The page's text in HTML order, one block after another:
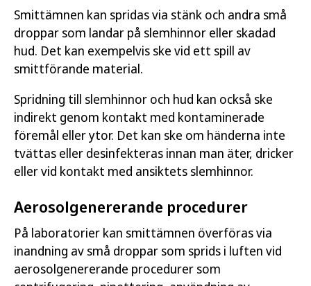
Smittämnen kan spridas via stänk och andra små
droppar som landar på slemhinnor eller skadad
hud. Det kan exempelvis ske vid ett spill av
smittförande material.
Spridning till slemhinnor och hud kan också ske
indirekt genom kontakt med kontaminerade
föremål eller ytor. Det kan ske om händerna inte
tvättas eller desinfekteras innan man äter, dricker
eller vid kontakt med ansiktets slemhinnor.
Aerosolgenererande procedurer
På laboratorier kan smittämnen överföras via
inandning av små droppar som sprids i luften vid
aerosolgenererande procedurer som